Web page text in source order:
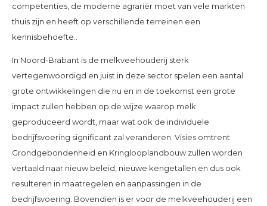
competenties, de moderne agrariër moet van vele markten
thuis zijn en heeft op verschillende terreinen een
kennisbehoefte..
In Noord-Brabant is de melkveehouderij sterk
vertegenwoordigd en juist in deze sector spelen een aantal
grote ontwikkelingen die nu en in de toekomst een grote
impact zullen hebben op de wijze waarop melk
geproduceerd wordt, maar wat ook de individuele
bedrijfsvoering significant zal veranderen. Visies omtrent
Grondgebondenheid en Kringlooplandbouw zullen worden
vertaald naar nieuw beleid, nieuwe kengetallen en dus ook
resulteren in maatregelen en aanpassingen in de
bedrijfsvoering. Bovendien is er voor de melkveehouderij een